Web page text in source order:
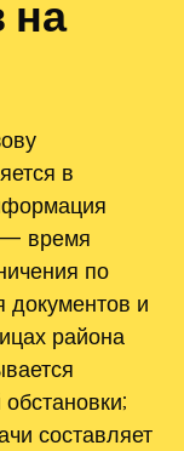
на
в
— время
по
документов и
района
составляет